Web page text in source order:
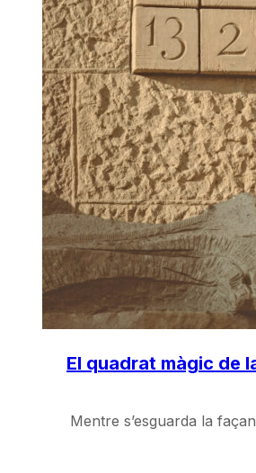
El quadrat màgic de
Mentre s’esguarda la